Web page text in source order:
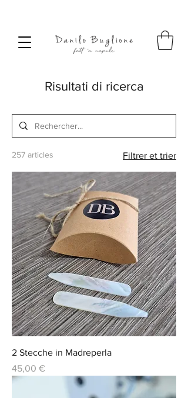
Risultati di ricerca
257 articles Filtrer et trier
2 Stecche in Madreperla
Prix
45,00 €